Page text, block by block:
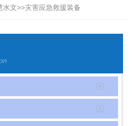
水文>>灾害应急救援装备